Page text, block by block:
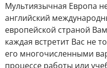
Мультиязычная Европа
английский
европейской страной
каждая встретит Вас не
его многочисленными
процессе работы или